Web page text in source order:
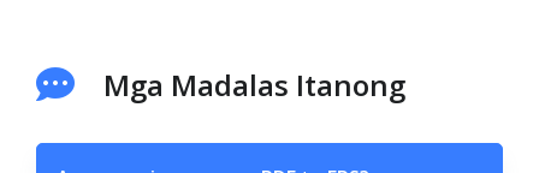
Mga Madalas Itanong